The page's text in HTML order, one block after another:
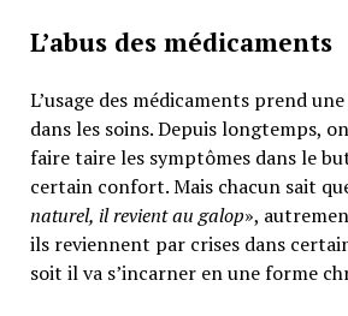
L’abus des médicaments
L’usage des médicaments prend
dans les soins. Depuis longtemps,
faire taire les symptômes dans le
certain confort. Mais chacun sait
naturel, il revient au galop»,
ils reviennent par crises dans
soit il va s’incarner en une forme